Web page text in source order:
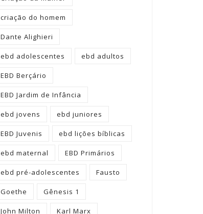
criação do homem
Dante Alighieri
ebd adolescentes ebd adultos
EBD Berçário
EBD Jardim de Infância
ebd jovens ebd juniores
EBD Juvenis ebd lições bíblicas
ebd maternal EBD Primários
ebd pré-adolescentes Fausto
Goethe Gênesis 1
John Milton Karl Marx